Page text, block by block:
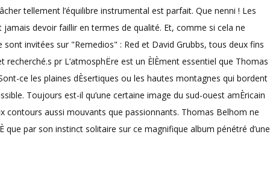
tellement l’équilibre instrumental est parfait. Que nenni ! Les
devoir faillir en termes de qualité. Et, comme si cela ne
invitées sur "Remedios" : Red et David Grubbs, tous deux fins
pr L’atmosphËre est un ÈlÈment essentiel que Thomas
ce les plaines dÈsertiques ou les hautes montagnes qui bordent
Toujours est-il qu’une certaine image du sud-ouest amÈricain
contours aussi mouvants que passionnants. Thomas Belhom ne
que par son instinct solitaire sur ce magnifique album pénétré d’une